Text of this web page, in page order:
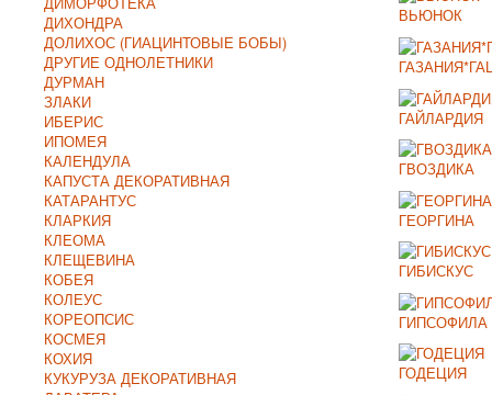
ДИХОНДРА
ДОЛИХОС (ГИАЦИНТОВЫЕ БОБЫ)
ДРУГИЕ ОДНОЛЕТНИКИ
ДУРМАН
ЗЛАКИ
ИБЕРИС
ИПОМЕЯ
КАЛЕНДУЛА
КАПУСТА ДЕКОРАТИВНАЯ
КАТАРАНТУС
КЛАРКИЯ
КЛЕОМА
КЛЕЩЕВИНА
КОБЕЯ
КОЛЕУС
КОРЕОПСИС
КОСМЕЯ
КОХИЯ
КУКУРУЗА ДЕКОРАТИВНАЯ
ВЬЮНОК
ГАЙЛАРДИЯ
ГВОЗДИКА
ГЕОРГИНА
ГИБИСКУС
ГИПСОФИЛА
ГОДЕЦИЯ